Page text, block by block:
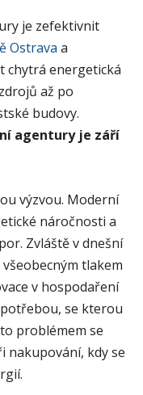
je zefektivnit
Ostrava a
chytrá energetická
až po
budovy.
agentury je září
výzvou. Moderní
náročnosti a
Zvláště v dnešní
tlakem
v hospodaření
se kterou
problémem se
nakupování, kdy se